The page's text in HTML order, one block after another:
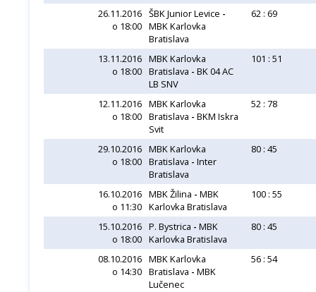
26.11.2016
o 18:00
ŠBK Junior Levice -
MBK Karlovka
Bratislava
62 : 69
13.11.2016
o 18:00
MBK Karlovka
Bratislava - BK 04 AC
LB SNV
101 : 51
12.11.2016
o 18:00
MBK Karlovka
Bratislava - BKM Iskra
Svit
52 : 78
29.10.2016
o 18:00
MBK Karlovka
Bratislava - Inter
Bratislava
80 : 45
16.10.2016
o 11:30
MBK Žilina - MBK
Karlovka Bratislava
100 : 55
15.10.2016
o 18:00
P. Bystrica - MBK
Karlovka Bratislava
80 : 45
08.10.2016
o 14:30
MBK Karlovka
Bratislava - MBK
Lučenec
56 : 54